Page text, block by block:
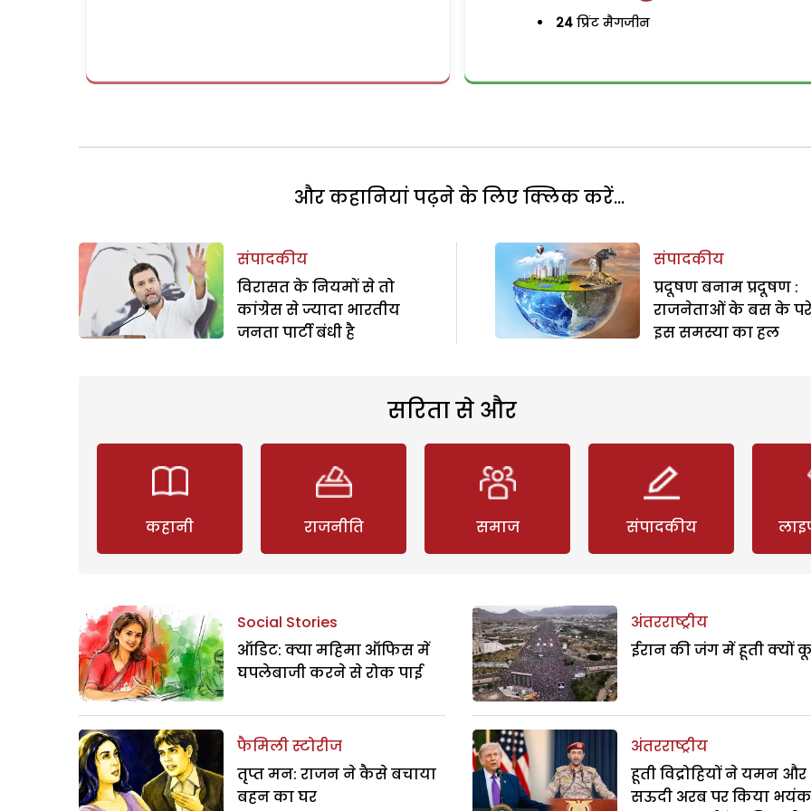
24 प्रिंट मैगजीन
और कहानियां पढ़ने के लिए क्लिक करें...
संपादकीय
विरासत के नियमों से तो
कांग्रेस से ज्यादा भारतीय
जनता पार्टी बंधी है
संपादकीय
प्रदूषण बनाम प्रदूषण :
राजनेताओं के बस के
इस समस्या का हल
सरिता से और
कहानी राजनीति समाज संपादकीय
Social Stories
ऑडिट: क्या महिमा ऑफिस में
घपलेबाजी करने से रोक पाई
फैमिली स्टोरीज
तृप्त मन: राजन ने कैसे बचाया
बहन का घर
अंतरराष्ट्रीय
ईरान की जंग में हूती क्यों
अंतरराष्ट्रीय
हूती विद्रोहियों ने यमन और
सऊदी अरब पर किया